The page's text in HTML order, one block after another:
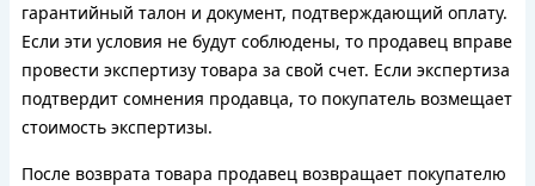
гарантийный талон и документ, подтверждающий оплату.
Если эти условия не будут соблюдены, то продавец вправе
провести экспертизу товара за свой счет. Если экспертиза
подтвердит сомнения продавца, то покупатель возмещает
стоимость экспертизы.
После возврата товара продавец возвращает покупателю